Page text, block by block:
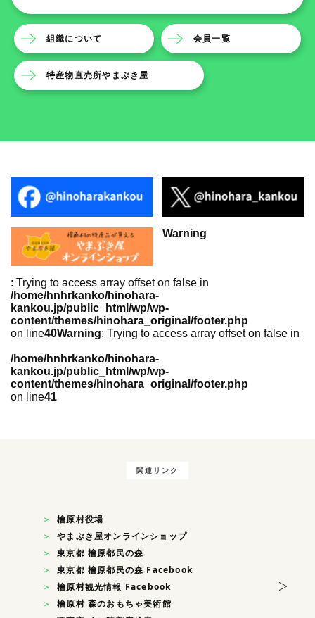
組織について 会員一覧
特産物直売所やまぶき屋
Warning
: Trying to access array offset on false in
/home/hnhrkanko/hinohara-
kankou.jp/public_html/wp/wp-
content/themes/hinohara_original/footer.php
on line40Warning: Trying to access array offset on false in
/home/hnhrkanko/hinohara-
kankou.jp/public_html/wp/wp-
content/themes/hinohara_original/footer.php
on line41
関連リンク
檜原村役場
やまぶき屋オンラインショップ
東京都 檜原都民の森
東京都 檜原都民の森 Facebook
檜原村観光情報 Facebook
檜原村 森のおもちゃ美術館
>